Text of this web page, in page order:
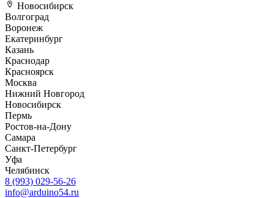
Новосибирск
Волгоград
Воронеж
Екатеринбург
Казань
Краснодар
Красноярск
Москва
Нижний Новгород
Новосибирск
Пермь
Ростов-на-Дону
Самара
Санкт-Петербург
Уфа
Челябинск
8 (993) 029-56-26
info@arduino54.ru